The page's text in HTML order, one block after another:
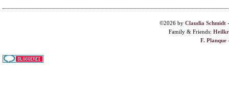
©2026 by Claudia Schmidt
Family & Friends:
F. Planque